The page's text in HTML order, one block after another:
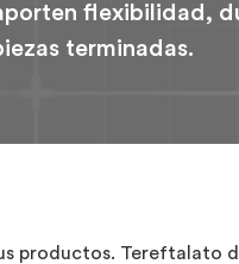
flexibilidad,
terminadas.
productos.